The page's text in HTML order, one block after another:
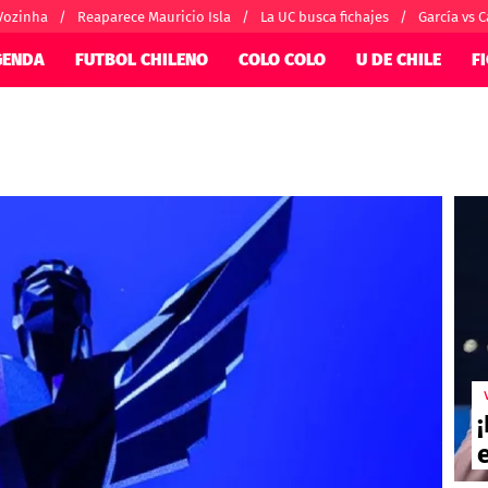
Reaparece Mauricio Isla La UC busca fichajes García vs
FUTBOL CHILENO COLO COLO U DE CHILE
el mundo
Copa Sudamericana
Fútbol Argentino
Fútbol Brasileño
Europa League